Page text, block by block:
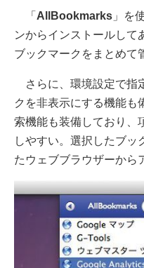
「 AllBookmarks 」を
ンからインストールして
ブックマークをまとめて
さらに、環境設定で指
クを非表示にする機能も
索機能も装備しており、
しやすい。選択したブッ
たウェブブラウザーから